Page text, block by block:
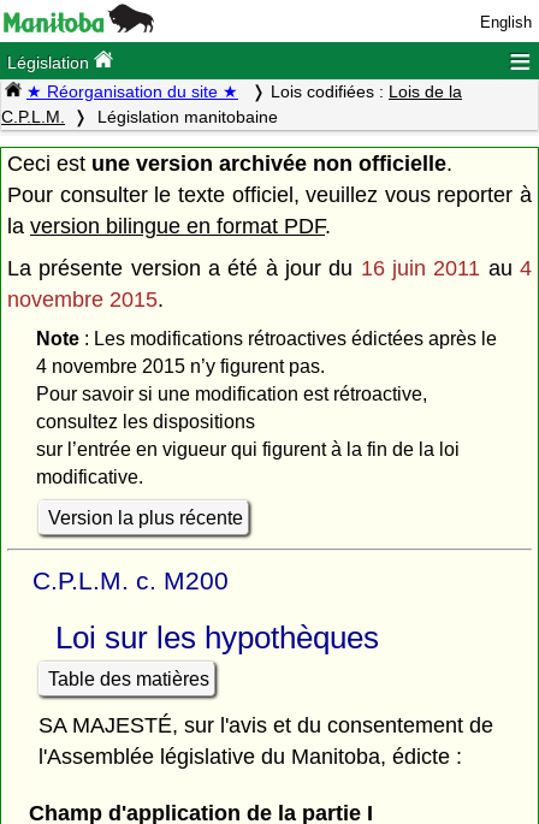
English
Législation ≡
★ Réorganisation du site ★ Lois codifiées : Lois de la
C.P.L.M.
Législation manitobaine
Ceci est une version archivée non officielle.
Pour consulter le texte officiel, veuillez vous reporter à
la version bilingue en format PDF.
La présente version a été à jour du 16 juin 2011 au4
novembre 2015.
Note: Les modifications rétroactives édictées après le
4 novembre 2015 n’y figurent pas.
Pour savoir si une modification est rétroactive,
consultez les dispositions
sur l’entrée en vigueur qui figurent à la fin de la loi
modificative.
Version la plus récente
C.P.L.M. c. M200
Loi sur les hypothèques
Table des matières
SA MAJESTÉ, sur l'avis et du consentement de
l'Assemblée législative du Manitoba, édicte :
Champ d'application de la partie I